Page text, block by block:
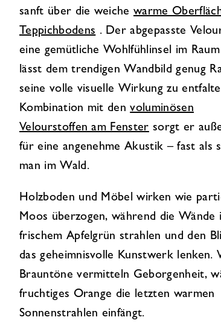
sanft über die weichewarme
Teppichbodens . Der abgepasste
eine gemütliche Wohlfühlinsel im
lässt dem trendigen Wandbild genug
seine volle visuelle Wirkung zu
Kombination mit denvoluminösen
Velourstoffen am Fenster sorgt er
für eine angenehme Akustik – fast als
man im Wald.
Holzboden und Möbel wirken wie
Moos überzogen, während die Wände
frischem Apfelgrün strahlen und den
das geheimnisvolle Kunstwerk lenken.
Brauntöne vermitteln Geborgenheit,
fruchtiges Orange die letzten warmen
Sonnenstrahlen einfängt.